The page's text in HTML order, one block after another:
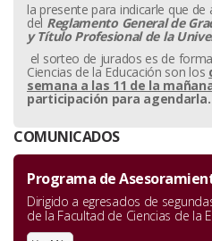
la presente para indicarle que
del Reglamento General de
yTítulo Profesional de la
el sorteo de jurados es de
Ciencias de la Educación son los
semana a las 11 de la
participación para agendarla.
COMUNICADOS
Programa de
Dirigido a egresados de
de la Facultad de Ciencias de la